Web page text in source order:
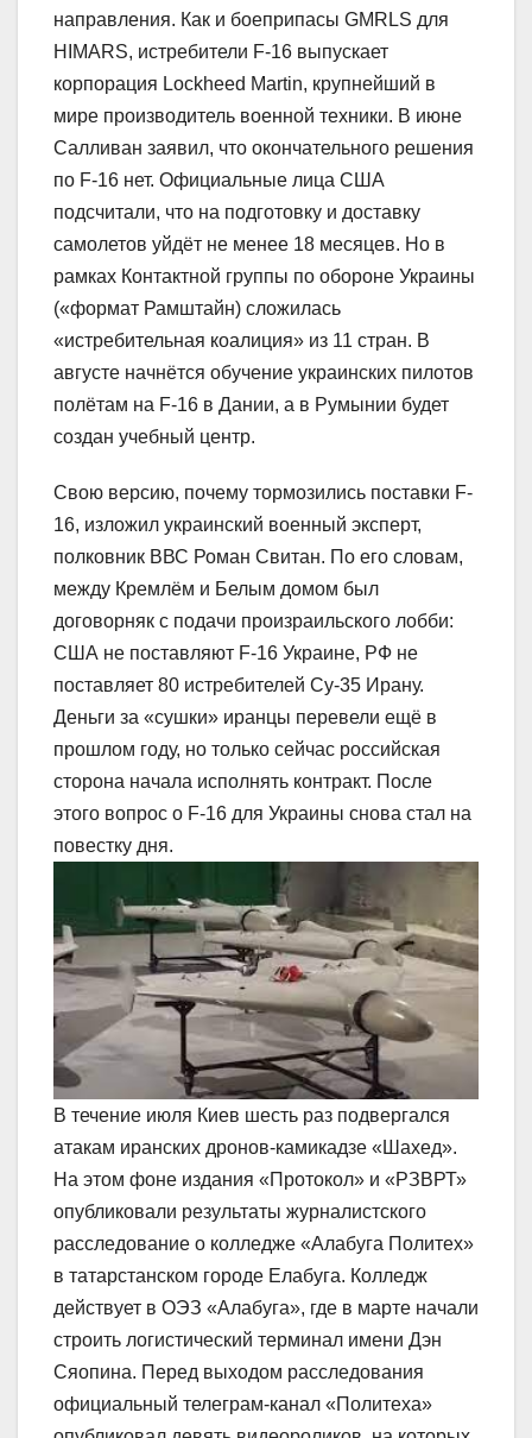
направления. Как и боеприпасы GMRLS для
HIMARS, истребители F-16 выпускает
корпорация Lockheed Martin, крупнейший в
мире производитель военной техники. В июне
Салливан заявил, что окончательного решения
по F-16 нет. Официальные лица США
подсчитали, что на подготовку и доставку
самолетов уйдёт не менее 18 месяцев. Но в
рамках Контактной группы по обороне Украины
(«формат Рамштайн) сложилась
«истребительная коалиция» из 11 стран. В
августе начнётся обучение украинских пилотов
полётам на F-16 в Дании, а в Румынии будет
создан учебный центр.
Свою версию, почему тормозились поставки F-
16, изложил украинский военный эксперт,
полковник ВВС Роман Свитан. По его словам,
между Кремлём и Белым домом был
договорняк с подачи произраильского лобби:
США не поставляют F-16 Украине, РФ не
поставляет 80 истребителей Су-35 Ирану.
Деньги за «сушки» иранцы перевели ещё в
прошлом году, но только сейчас российская
сторона начала исполнять контракт. После
этого вопрос о F-16 для Украины снова стал на
повестку дня.
В течение июля Киев шесть раз подвергался
атакам иранских дронов-камикадзе «Шахед».
На этом фоне издания «Протокол» и «РЗВРТ»
опубликовали результаты журналистского
расследование о колледже «Алабуга Политех»
в татарстанском городе Елабуга. Колледж
действует в ОЭЗ «Алабуга», где в марте начали
строить логистический терминал имени Дэн
Сяопина. Перед выходом расследования
официальный телеграм-канал «Политеха»